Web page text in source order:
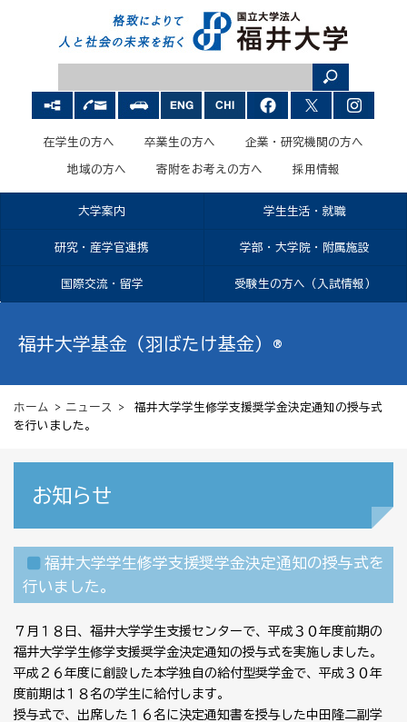
在学生の方へ 卒業生の方へ 企業・研究機関の方へ
地域の方へ 寄附をお考えの方へ 採用情報
大学案内 学生生活・就職
研究・産学官連携 学部・大学院・附属施設
国際交流・留学 受験生の方へ（入試情報）
福井大学基金（羽ばたけ基金）®
ホーム > ニュース
> 福井大学学生修学支援奨学金決定通知の授与式
を行いました。
お知らせ
福井大学学生修学支援奨学金決定通知の授与式を
行いました。
７月１８日、福井大学学生支援センターで、平成３０年度前期の
福井大学学生修学支援奨学金決定通知の授与式を実施しました。
平成２６年度に創設した本学独自の給付型奨学金で、平成３０年
度前期は１８名の学生に給付します。
授与式で、出席した１６名に決定通知書を授与した中田隆二副学